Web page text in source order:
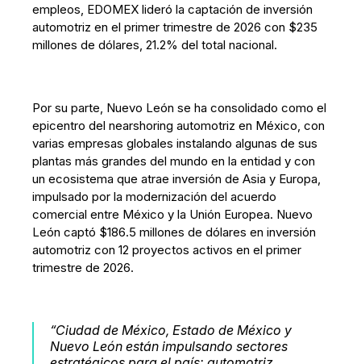
empleos, EDOMEX lideró la captación de inversión
automotriz en el primer trimestre de 2026 con $235
millones de dólares, 21.2% del total nacional.
Por su parte, Nuevo León se ha consolidado como el
epicentro del nearshoring automotriz en México, con
varias empresas globales instalando algunas de sus
plantas más grandes del mundo en la entidad y con
un ecosistema que atrae inversión de Asia y Europa,
impulsado por la modernización del acuerdo
comercial entre México y la Unión Europea. Nuevo
León captó $186.5 millones de dólares en inversión
automotriz con 12 proyectos activos en el primer
trimestre de 2026.
“Ciudad de México, Estado de México y
Nuevo León están impulsando sectores